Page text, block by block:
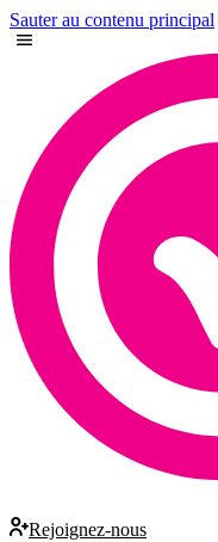
Sauter au contenu principal
Rejoignez-nous